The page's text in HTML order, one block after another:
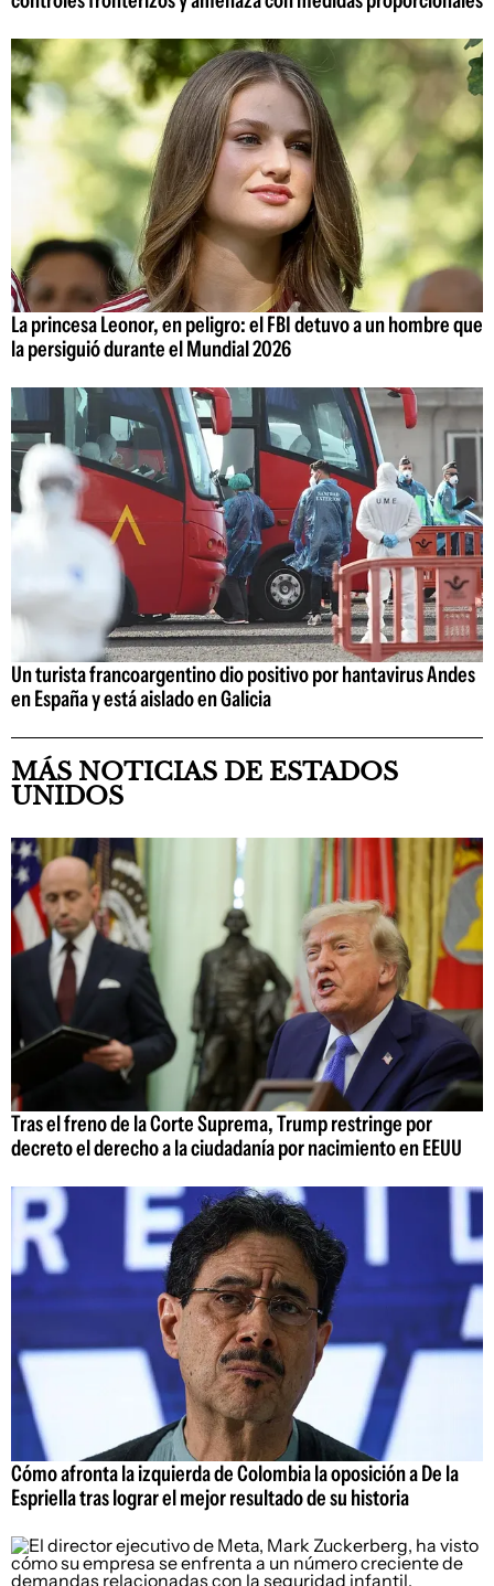
La princesa Leonor, en peligro: el FBI detuvo a un hombre que
la persiguió durante el Mundial 2026
Un turista francoargentino dio positivo por hantavirus Andes
en España y está aislado en Galicia
MÁS NOTICIAS DE ESTADOS
UNIDOS
Tras el freno de la Corte Suprema, Trump restringe por
decreto el derecho a la ciudadanía por nacimiento en EEUU
Cómo afronta la izquierda de Colombia la oposición a De la
Espriella tras lograr el mejor resultado de su historia